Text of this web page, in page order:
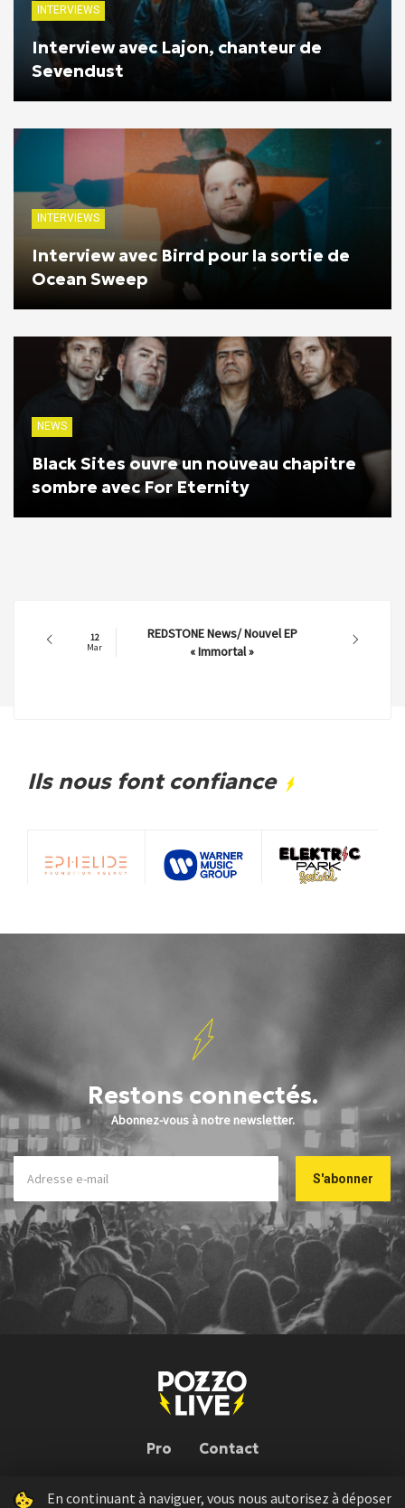
INTERVIEWS
Interview avec Lajon, chanteur de
Sevendust
INTERVIEWS
Interview avec Birrd pour la sortie de
Ocean Sweep
NEWS
Black Sites ouvre un nouveau chapitre
sombre avec For Eternity
12
Mar
REDSTONE News/ Nouvel EP
« Immortal »
Ils nous font confiance
Restons connectés.
Abonnez-vous à notre newsletter.
Pro Contact
En continuant à naviguer, vous nous autorisez à déposer